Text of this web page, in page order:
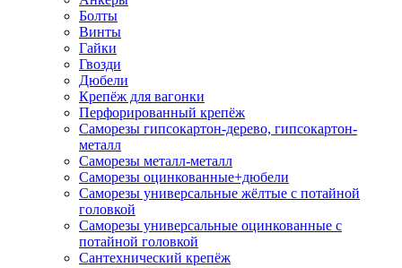
Болты
Винты
Гайки
Гвозди
Дюбели
Крепёж для вагонки
Перфорированный крепёж
Саморезы гипсокартон-дерево, гипсокартон-
металл
Саморезы металл-металл
Саморезы оцинкованные+дюбели
Саморезы универсальные жёлтые с потайной
головкой
Саморезы универсальные оцинкованные с
потайной головкой
Сантехнический крепёж